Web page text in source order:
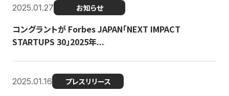
2025.01.27 お知らせ
コングラントが Forbes JAPAN「NEXT IMPACT
STARTUPS 30」2025年...
2025.01.16 プレスリリース